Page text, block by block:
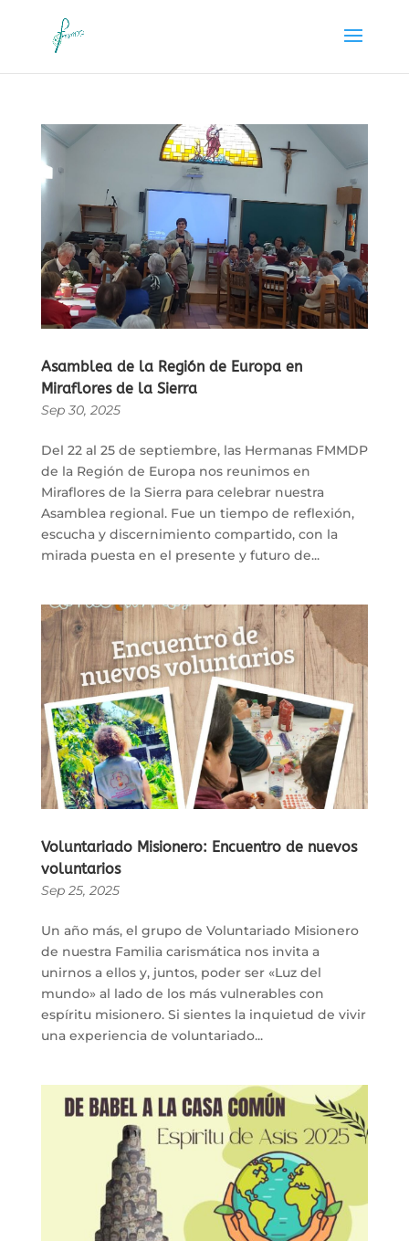
Asamblea de la Región de Europa en
Miraflores de la Sierra
Sep 30, 2025
Del 22 al 25 de septiembre, las Hermanas FMMDP
de la Región de Europa nos reunimos en
Miraflores de la Sierra para celebrar nuestra
Asamblea regional. Fue un tiempo de reflexión,
escucha y discernimiento compartido, con la
mirada puesta en el presente y futuro de...
Voluntariado Misionero: Encuentro de nuevos
voluntarios
Sep 25, 2025
Un año más, el grupo de Voluntariado Misionero
de nuestra Familia carismática nos invita a
unirnos a ellos y, juntos, poder ser «Luz del
mundo» al lado de los más vulnerables con
espíritu misionero. Si sientes la inquietud de vivir
una experiencia de voluntariado...